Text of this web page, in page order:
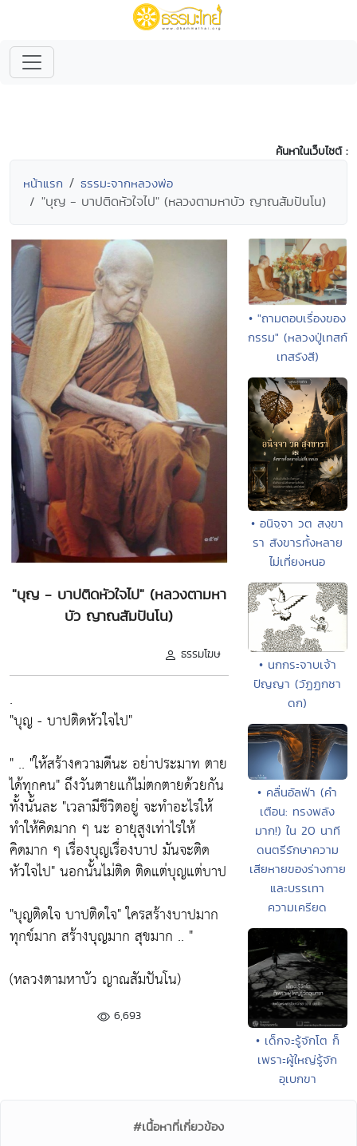
ค้นหาในเว็บไซต์ :
หน้าแรก ธรรมะจากหลวงพ่อ
"บุญ - บาปติดหัวใจไป" (หลวงตามหาบัว ญาณสัมปันโน)
"บุญ - บาปติดหัวใจไป" (หลวงตามหา
บัว ญาณสัมปันโน)
ธรรมโฆษ
.
"บุญ - บาปติดหัวใจไป"
" .. "ให้สร้างความดีนะ อย่าประมาท ตาย
ได้ทุกคน" ถึงวันตายแก้ไม่ตกตายด้วยกัน
ทั้งนั้นละ "เวลามีชีวิตอยู่ จะทำอะไรให้
ทำให้คิดมาก ๆ นะ อายุสูงเท่าไรให้
คิดมาก ๆ เรื่องบุญเรื่องบาป มันจะติด
หัวใจไป" นอกนั้นไม่ติด ติดแต่บุญแต่บาป
"บุญติดใจ บาปติดใจ" ใครสร้างบาปมาก
ทุกข์มาก สร้างบุญมาก สุขมาก .. "
(หลวงตามหาบัว ญาณสัมปันโน)
6,693
• "ถามตอบเรื่องของ
กรรม" (หลวงปู่เทสก์
เทสรังสี)
• อนิจฺจา วต สงฺขา
รา สังขารทั้งหลาย
ไม่เที่ยงหนอ
• นกกระจาบเจ้า
ปัญญา (วัฏฏกชา
ดก)
• คลื่นอัลฟ่า (คำ
เตือน: ทรงพลัง
มาก!) ใน 20 นาที
ดนตรีรักษาความ
เสียหายของร่างกาย
และบรรเทา
ความเครียด
• เด็กจะรู้จักโต ก็
เพราะผู้ใหญ่รู้จัก
อุเบกขา
#เนื้อหาที่เกี่ยวข้อง